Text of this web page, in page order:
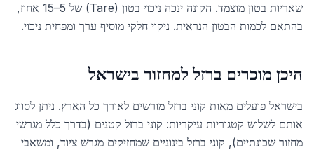
שאריות בטון מוצמד. הקונה ינכה ניכוי בטון (Tare) של 5–15 אחוז,
בהתאם לכמות הבטון הנראית. ניקוי חלקי מוסיף ערך ומפחית ניכוי.
היכן מוכרים ברזל למחזור בישראל
בישראל פועלים מאות קוני ברזל מורשים לאורך כל הארץ. ניתן לסווג
אותם לשלוש קטגוריות עיקריות: קוני ברזל קטנים (בדרך כלל מגרשי
מחזור שכונתיים), קוני ברזל בינוניים שמחזיקים מגרש ציוד, ומשאבי